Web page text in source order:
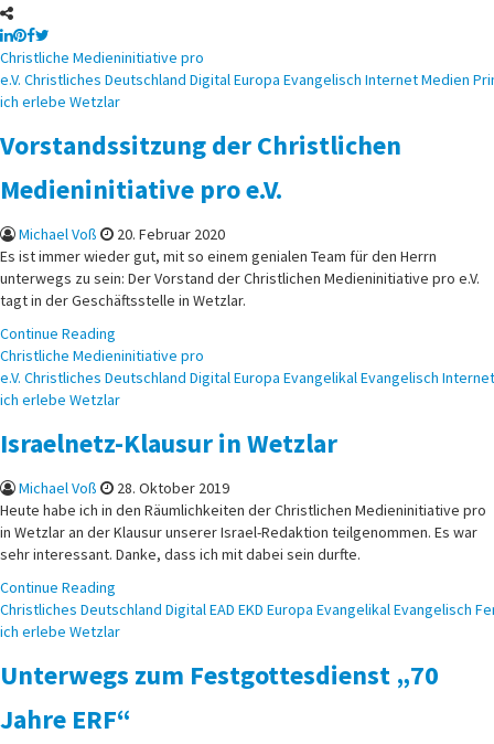
Posted
in
Christliche Medieninitiative pro
e.V. Christliches Deutschland DigitalEuropa Evangelisch InternetMedien
ich erlebe Wetzlar
Vorstandssitzung der Christlichen
Medieninitiative pro e.V.
Michael Voß
20. Februar 2020
Es ist immer wieder gut, mit so einem genialen Team für den Herrn
unterwegs zu sein: Der Vorstand der Christlichen Medieninitiative pro e.V.
tagt in der Geschäftsstelle in Wetzlar.
Continue Reading
Posted
in
Christliche Medieninitiative pro
e.V. Christliches Deutschland DigitalEuropa EvangelikalEvangelisch Internet
ich erlebe Wetzlar
Israelnetz-Klausur in Wetzlar
Michael Voß
28. Oktober 2019
Heute habe ich in den Räumlichkeiten der Christlichen Medieninitiative pro
in Wetzlar an der Klausur unserer Israel-Redaktion teilgenommen. Es war
sehr interessant. Danke, dass ich mit dabei sein durfte.
Continue Reading
Posted
in
Christliches Deutschland DigitalEAD EKD Europa EvangelikalEvangelisch
ich erlebe Wetzlar
Unterwegs zum Festgottesdienst „70
Jahre ERF“